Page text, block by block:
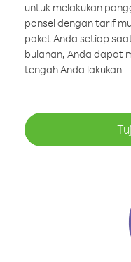
untuk melakukan
ponsel dengan tarif
paket Anda setiap
bulanan, Anda dapat
tengah Anda lakukan